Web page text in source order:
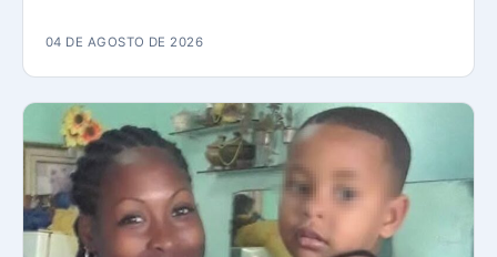
04 DE AGOSTO DE 2026